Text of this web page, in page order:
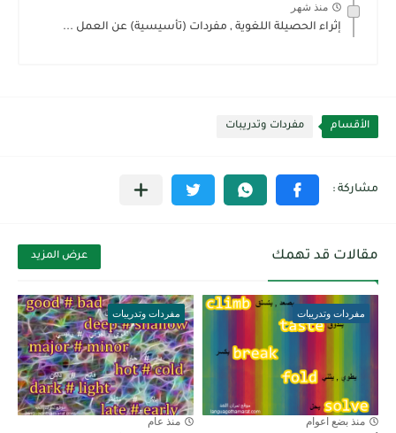
منذ شهر
إثراء الحصيلة اللغوية , مفردات (تأسيسية) عن العمل ...
الأقسام مفردات وتدريبات
مقالات قد تهمك عرض المزيد
مفردات وتدريبات
منذ بضع اعوام
مفردات وتدريبات
منذ عام